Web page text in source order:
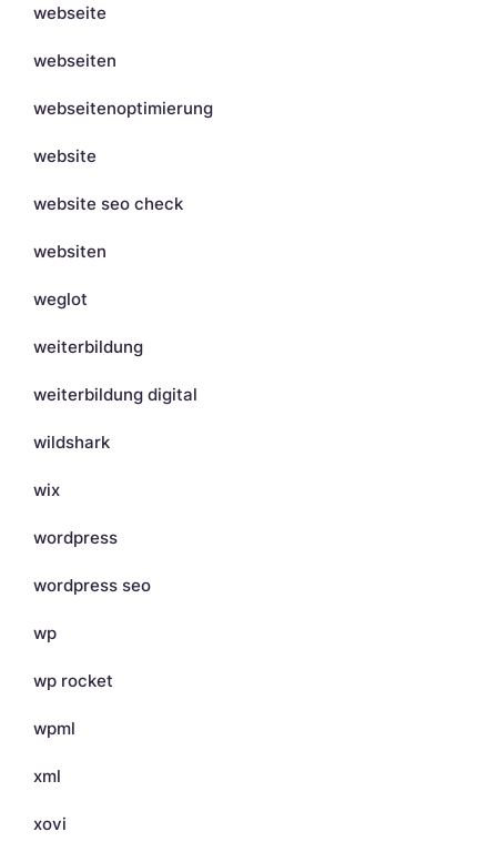
webseite
webseiten
webseitenoptimierung
website
website seo check
websiten
weglot
weiterbildung
weiterbildung digital
wildshark
wix
wordpress
wordpress seo
wp
wp rocket
wpml
xml
xovi